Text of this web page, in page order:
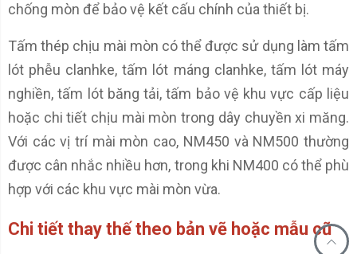
chống mòn để bảo vệ kết cấu chính của thiết bị.
Tấm thép chịu mài mòn có thể được sử dụng làm tấm
lót phễu clanhke, tấm lót máng clanhke, tấm lót máy
nghiền, tấm lót băng tải, tấm bảo vệ khu vực cấp liệu
hoặc chi tiết chịu mài mòn trong dây chuyền xi măng.
Với các vị trí mài mòn cao, NM450 và NM500 thường
được cân nhắc nhiều hơn, trong khi NM400 có thể phù
hợp với các khu vực mài mòn vừa.
Chi tiết thay thế theo bản vẽ hoặc mẫu cũ